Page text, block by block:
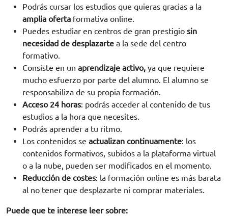
Podrás cursar los estudios que quieras gracias a la
amplia oferta formativa online.
Puedes estudiar en centros de gran prestigio sin
necesidad de desplazarte a la sede del centro
formativo.
Consiste en un aprendizaje activo, ya que requiere
mucho esfuerzo por parte del alumno. El alumno se
responsabiliza de su propia formación.
Acceso 24 horas: podrás acceder al contenido de tus
estudios a la hora que necesites.
Podrás aprender a tu ritmo.
Los contenidos se actualizan continuamente: los
contenidos formativos, subidos a la plataforma virtual
o a la nube, pueden ser modificados en el momento.
Reducción de costes: la formación online es más barata
al no tener que desplazarte ni comprar materiales.
Puede que te interese leer sobre: